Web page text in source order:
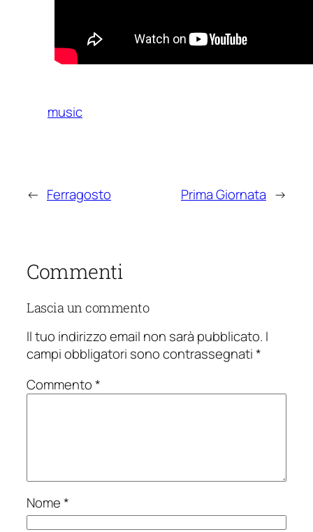
music
← Ferragosto Prima Giornata →
Commenti
Lascia un commento
Il tuo indirizzo email non sarà pubblicato. I
campi obbligatori sono contrassegnati*
Commento*
Nome*